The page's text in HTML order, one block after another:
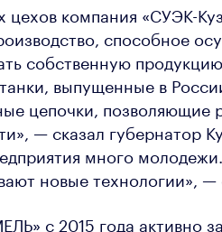
цехов компания «СУЭК-
способное
собственную
выпущенные в
цепочки, позволяющие
— сказал губернатор
много
новые технологии»,
с 2015 года активно